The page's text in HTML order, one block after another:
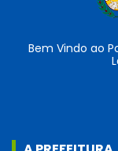
Bem Vindo ao